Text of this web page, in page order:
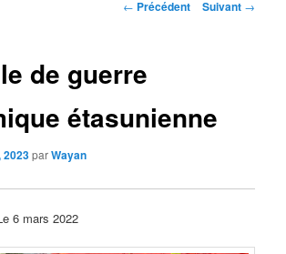
Navigation
← Précédent Suivant →
de guerre
étasunienne
2023parWayan
6 mars 2022